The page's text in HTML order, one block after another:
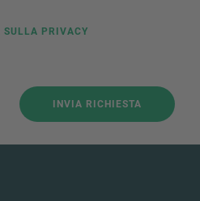
SULLA PRIVACY
INVIA RICHIESTA